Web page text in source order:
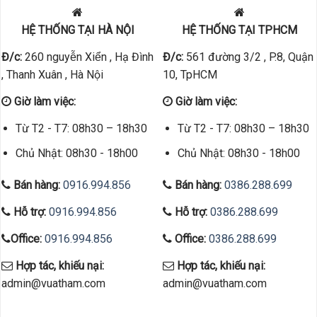
HỆ THỐNG TẠI HÀ NỘI
Đ/c:260 nguyễn Xiển , Hạ Đình
, Thanh Xuân , Hà Nội
Giờ làm việc:
Từ T2 - T7: 08h30 – 18h30
Chủ Nhật: 08h30 - 18h00
Bán hàng: 0916.994.856
Hỗ trợ: 0916.994.856
Office: 0916.994.856
Hợp tác, khiếu nại:
admin@vuatham.com
HỆ THỐNG TẠI TPHCM
Đ/c:561 đường 3/2 , P.8, Quận
10, TpHCM
Giờ làm việc:
Từ T2 - T7: 08h30 – 18h30
Chủ Nhật: 08h30 - 18h00
Bán hàng: 0386.288.699
Hỗ trợ: 0386.288.699
Office: 0386.288.699
Hợp tác, khiếu nại:
admin@vuatham.com